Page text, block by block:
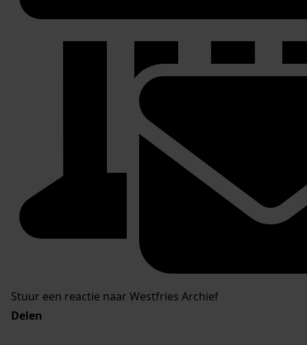
Stuur een reactie naar Westfries Archief
Delen